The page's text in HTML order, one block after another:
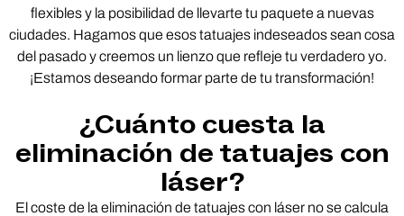
flexibles y la posibilidad de llevarte tu paquete a nuevas
ciudades. Hagamos que esos tatuajes indeseados sean cosa
del pasado y creemos un lienzo que refleje tu verdadero yo.
¡Estamos deseando formar parte de tu transformación!
¿Cuánto cuesta la
eliminación de tatuajes con
láser?
El coste de la eliminación de tatuajes con láser no se calcula